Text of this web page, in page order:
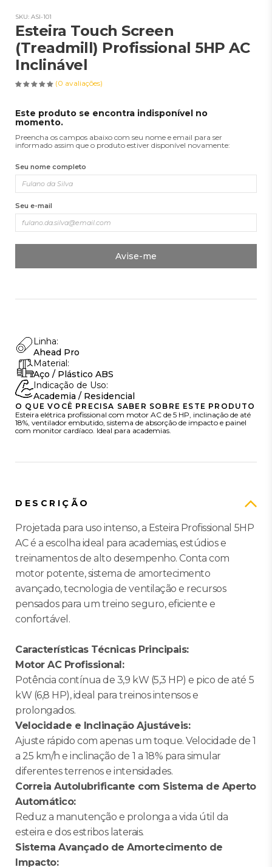
Esteira Touch Screen
(Treadmill) Profissional 5HP AC
Inclinável
(0 avaliações)
SKU: ASI-101
Este produto se encontra indisponível no
momento.
Preencha os campos abaixo com seu nome e email para ser
informado assim que o produto estiver disponível novamente:
Seu nome completo
Seu e-mail
Avise-me
Linha:
Ahead Pro
Material:
Aço / Plástico ABS
Indicação de Uso:
Academia / Residencial
O QUE VOCÊ PRECISA SABER SOBRE ESTE PRODUTO
Esteira elétrica profissional com motor AC de 5 HP, inclinação de até
18%, ventilador embutido, sistema de absorção de impacto e painel
com monitor cardíaco. Ideal para academias.
DESCRIÇÃO
Projetada para uso intenso, a Esteira Profissional 5HP
AC é a escolha ideal para academias, estúdios e
treinamentos de alto desempenho. Conta com
motor potente, sistema de amortecimento
avançado, tecnologia de ventilação e recursos
pensados para um treino seguro, eficiente e
confortável.
Características Técnicas Principais:
Motor AC Profissional:
Potência contínua de 3,9 kW (5,3 HP) e pico de até 5
kW (6,8 HP), ideal para treinos intensos e
prolongados.
Velocidade e Inclinação Ajustáveis:
Ajuste rápido com apenas um toque. Velocidade de 1
a 25 km/h e inclinação de 1 a 18% para simular
diferentes terrenos e intensidades.
Correia Autolubrificante com Sistema de Aperto
Automático:
Reduz a manutenção e prolonga a vida útil da
esteira e dos estribos laterais.
Sistema Avançado de Amortecimento de
Impacto: